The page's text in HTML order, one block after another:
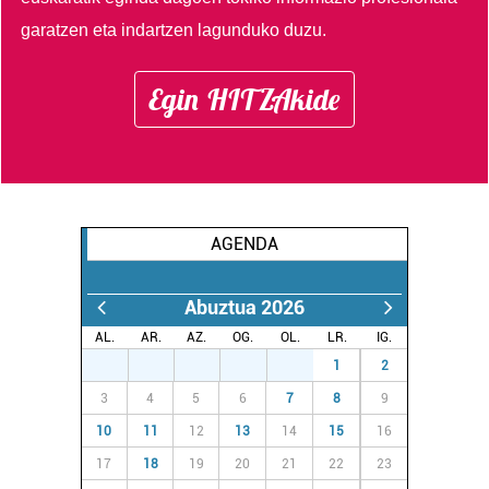
garatzen eta indartzen lagunduko duzu.
Egin HITZAkide
AGENDA
Abuztua 2026
AL. AR. AZ. OG. OL. LR.
IG.
1 2
3 4 5 6 7 8 9
10 11 12 13 14 15 16
17 18 19 20 21 22 23